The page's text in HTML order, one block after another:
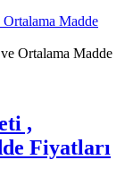
Madde
,
Fiyatları